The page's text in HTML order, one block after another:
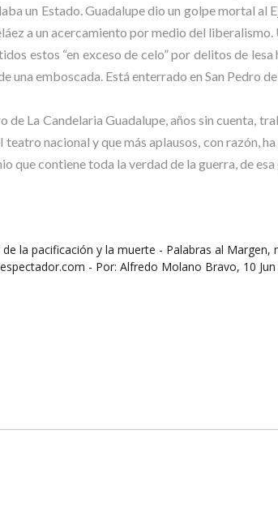
un Estado. Guadalupe dio un golpe mortal al
a un acercamiento por medio del
estos “en exceso de celo” por delitos de
emboscada. Está enterrado en San Pedro
de La Candelaria Guadalupe, años sin cuenta,
nacional y que más aplausos, con razón,
contiene toda la verdad de la guerra, de
la pacificación y la muerte - Palabras al Margen,
- Por: Alfredo Molano Bravo, 10